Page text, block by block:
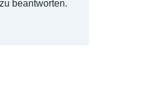
beantworten.